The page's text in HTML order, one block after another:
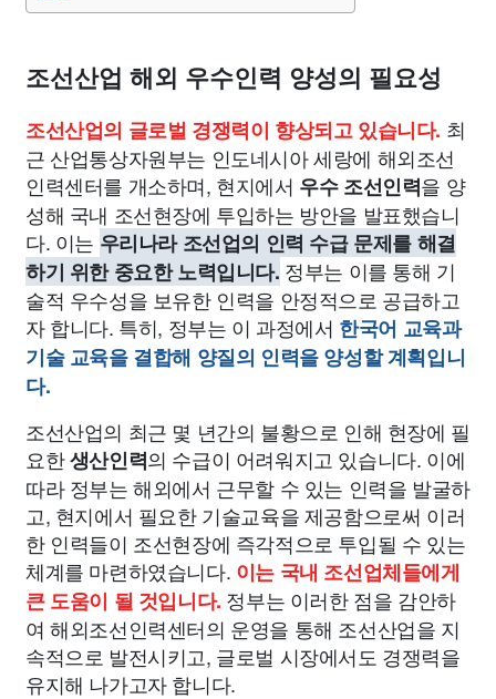
조선산업 해외 우수인력 양성의 필요성
조선산업의 글로벌 경쟁력이 향상되고 있습니다. 최
근 산업통상자원부는 인도네시아 세랑에 해외조선
인력센터를 개소하며, 현지에서 우수 조선인력을 양
성해 국내 조선현장에 투입하는 방안을 발표했습니
다. 이는 우리나라 조선업의 인력 수급 문제를 해결
하기 위한 중요한 노력입니다. 정부는 이를 통해 기
술적 우수성을 보유한 인력을 안정적으로 공급하고
자 합니다. 특히, 정부는 이 과정에서 한국어 교육과
기술 교육을 결합해 양질의 인력을 양성할 계획입니
다.
조선산업의 최근 몇 년간의 불황으로 인해 현장에 필
요한생산인력의 수급이 어려워지고 있습니다. 이에
따라 정부는 해외에서 근무할 수 있는 인력을 발굴하
고, 현지에서 필요한 기술교육을 제공함으로써 이러
한 인력들이 조선현장에 즉각적으로 투입될 수 있는
체계를 마련하였습니다. 이는 국내 조선업체들에게
큰 도움이 될 것입니다. 정부는 이러한 점을 감안하
여 해외조선인력센터의 운영을 통해 조선산업을 지
속적으로 발전시키고, 글로벌 시장에서도 경쟁력을
유지해 나가고자 합니다.